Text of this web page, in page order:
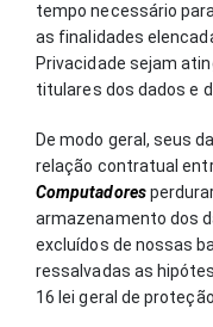
tempo necessário
as finalidades
Privacidade sejam
titulares dos dados e
De modo geral, seus
relação contratual
Computadores
armazenamento dos
excluídos de nossas
ressalvadas as
16 lei geral de